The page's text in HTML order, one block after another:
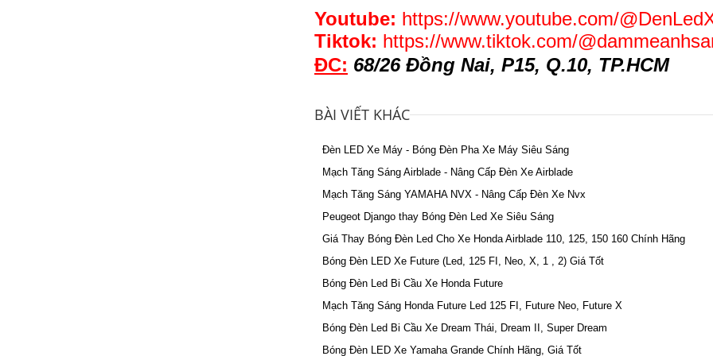
Youtube: https://www.youtube.com/
Tiktok: https://www.tiktok.com/
ĐC: 68/26 Đồng Nai, P15, Q.10, TP.HCM
BÀI VIẾT KHÁC
Đèn LED Xe Máy - Bóng Đèn Pha Xe Máy Siêu Sáng
Mạch Tăng Sáng Airblade - Nâng Cấp Đèn Xe Airblade
Mạch Tăng Sáng YAMAHA NVX - Nâng Cấp Đèn Xe Nvx
Peugeot Django thay Bóng Đèn Led Xe Siêu Sáng
Giá Thay Bóng Đèn Led Cho Xe Honda Airblade 110, 125, 150 160 Chính Hãng
Bóng Đèn LED Xe Future (Led, 125 FI, Neo, X, 1 , 2) Giá Tốt
Bóng Đèn Led Bi Cầu Xe Honda Future
Mạch Tăng Sáng Honda Future Led 125 FI, Future Neo, Future X
Bóng Đèn Led Bi Cầu Xe Dream Thái, Dream II, Super Dream
Bóng Đèn LED Xe Yamaha Grande Chính Hãng, Giá Tốt